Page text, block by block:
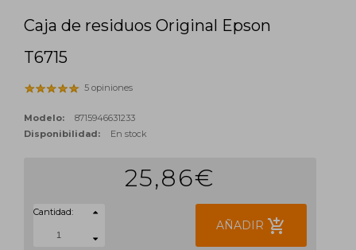
Caja de residuos Original Epson
T6715
5 opiniones
Modelo:
8715946631233
Disponibilidad:
En stock
25,86€
Cantidad:
AÑADIR add_shopping_cart